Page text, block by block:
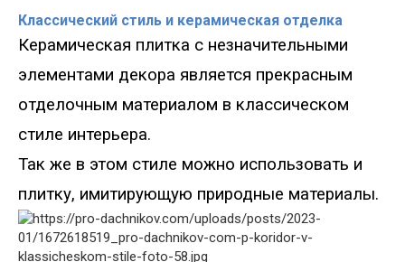
Классический стиль и керамическая отделка
Керамическая плитка с незначительными
элементами декора является прекрасным
отделочным материалом в классическом
стиле интерьера.
Так же в этом стиле можно использовать и
плитку, имитирующую природные материалы.